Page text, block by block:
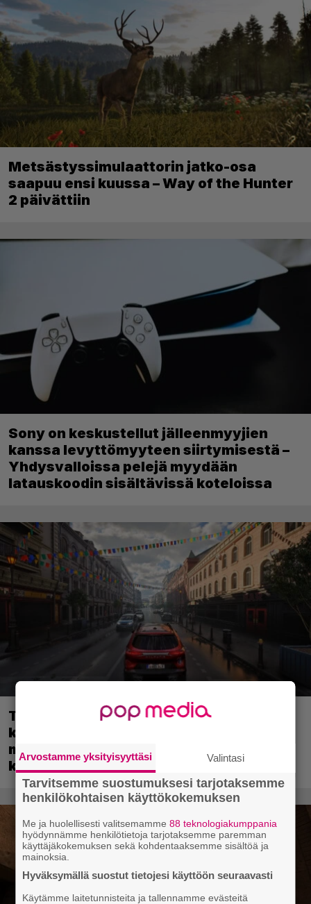
Metsästyssimulaattorin jatko-osa
saapuu ensi kuussa – Way of the Hunter
2 päivättiin
Sony on keskustellut jälleenmyyjien
kanssa levyttömyyteen siirtymisestä –
Yhdysvalloissa pelejä myydään
latauskoodin sisältävissä koteloissa
Tulevassa ajopelissä voi kokea
kyytipalveluyrittäjän arjen – jokaisella
matkustajalla on oma hulvaton,
koskettava tai outo tarinansa
Arvostamme yksityisyyttäsi Valintasi
Tarvitsemme suostumuksesi tarjotaksemme
henkilökohtaisen käyttökokemuksen
Me ja huolellisesti valitsemamme88 teknologiakumppania
hyödynnämme henkilötietoja tarjotaksemme paremman
käyttäjäkokemuksen sekä kohdentaaksemme sisältöä ja
mainoksia.
Hyväksymällä suostut tietojesi käyttöön seuraavasti
Käytämme laitetunnisteita ja tallennamme evästeitä